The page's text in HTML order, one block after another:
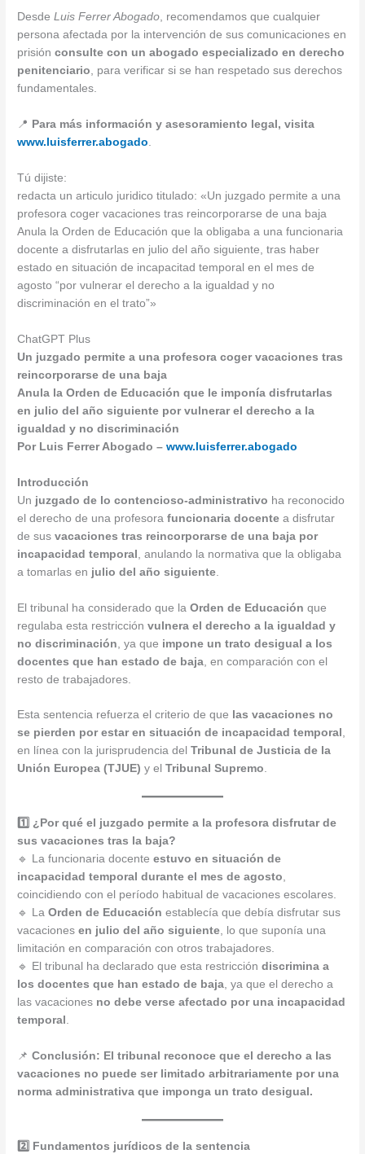
DesdeLuis Ferrer Abogado, recomendamos que cualquier
persona afectada por la intervención de sus comunicaciones en
prisiónconsulte con un abogado especializado en derecho
penitenciario, para verificar si se han respetado sus derechos
fundamentales.
📍 Para más información y asesoramiento legal, visita
www.luisferrer.abogado.
Tú dijiste:
redacta un articulo juridico titulado: «Un juzgado permite a una
profesora coger vacaciones tras reincorporarse de una baja
Anula la Orden de Educación que la obligaba a una funcionaria
docente a disfrutarlas en julio del año siguiente, tras haber
estado en situación de incapacitad temporal en el mes de
agosto “por vulnerar el derecho a la igualdad y no
discriminación en el trato”»
ChatGPT Plus
Un juzgado permite a una profesora coger vacaciones tras
reincorporarse de una baja
Anula la Orden de Educación que le imponía disfrutarlas
en julio del año siguiente por vulnerar el derecho a la
igualdad y no discriminación
Por Luis Ferrer Abogado –www.luisferrer.abogado
Introducción
Un juzgado de lo contencioso-administrativo ha reconocido
el derecho de una profesorafuncionaria docente a disfrutar
de susvacaciones tras reincorporarse de una baja por
incapacidad temporal , anulando la normativa que la obligaba
a tomarlas en julio del año siguiente
El tribunal ha considerado que laOrden de Educación que
regulaba esta restricciónvulnera el derecho a la igualdad y
no discriminación , ya que impone un trato desigual a los
docentes que han estado de baja , en comparación con el
resto de trabajadores.
Esta sentencia refuerza el criterio de que las vacaciones no
se pierden por estar en situación de incapacidad temporal ,
en línea con la jurisprudencia delTribunal de Justicia de la
Unión Europea (TJUE) y elTribunal Supremo.
1️⃣ ¿Por qué el juzgado permite a la profesora disfrutar de
sus vacaciones tras la baja?
🔹 La funcionaria docenteestuvo en situación de
incapacidad temporal durante el mes de agosto,
coincidiendo con el período habitual de vacaciones escolares.
🔹 LaOrden de Educación establecía que debía disfrutar sus
vacacionesen julio del año siguiente, lo que suponía una
limitación en comparación con otros trabajadores.
🔹 El tribunal ha declarado que esta restriccióndiscrimina a
los docentes que han estado de baja, ya que el derecho a
las vacaciones no debe verse afectado por una incapacidad
temporal .
📌Conclusión: El tribunal reconoce que el derecho a las
vacaciones no puede ser limitado arbitrariamente por una
norma administrativa que imponga un trato desigual.
2️⃣ Fundamentos jurídicos de la sentencia